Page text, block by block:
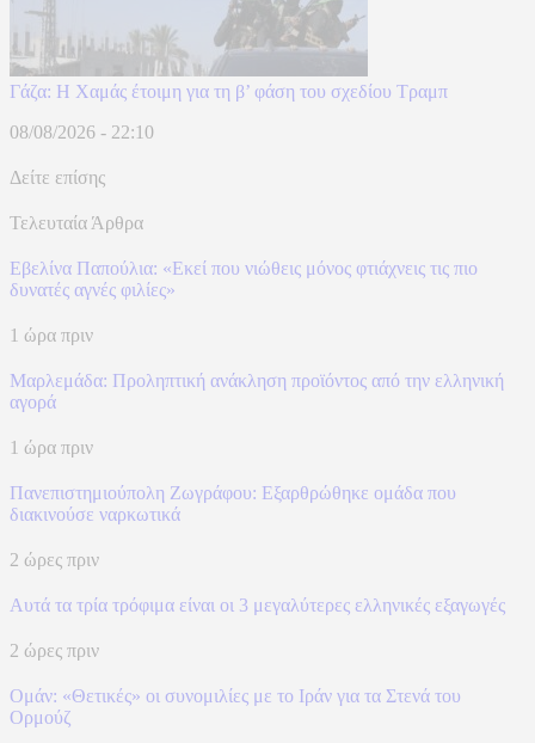
Γάζα: Η Χαμάς έτοιμη για τη β’ φάση του σχεδίου Τραμπ
08/08/2026 - 22:10
Δείτε επίσης
Τελευταία Άρθρα
Εβελίνα Παπούλια: «Εκεί που νιώθεις μόνος φτιάχνεις τις πιο
δυνατές αγνές φιλίες»
1 ώρα πριν
Μαρλεμάδα: Προληπτική ανάκληση προϊόντος από την ελληνική
αγορά
1 ώρα πριν
Πανεπιστημιούπολη Ζωγράφου: Εξαρθρώθηκε ομάδα που
διακινούσε ναρκωτικά
2 ώρες πριν
Αυτά τα τρία τρόφιμα είναι οι 3 μεγαλύτερες ελληνικές εξαγωγές
2 ώρες πριν
Ομάν: «Θετικές» οι συνομιλίες με το Ιράν για τα Στενά του
Ορμούζ